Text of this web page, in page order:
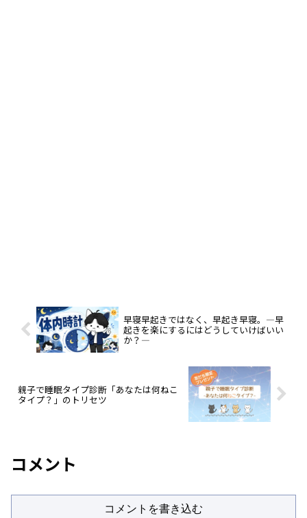
早寝早起きではなく、早起き早寝。―早
起きを楽にするにはどうしていけばいい
か？―
親子で睡眠タイプ診断「あなたは何ねこ
タイプ？」のトリセツ
コメント
コメントを書き込む